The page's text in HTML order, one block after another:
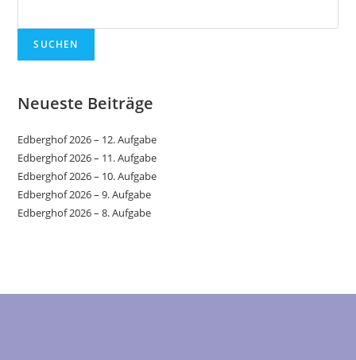
SUCHEN
Neueste Beiträge
Edberghof 2026 – 12. Aufgabe
Edberghof 2026 – 11. Aufgabe
Edberghof 2026 – 10. Aufgabe
Edberghof 2026 – 9. Aufgabe
Edberghof 2026 – 8. Aufgabe